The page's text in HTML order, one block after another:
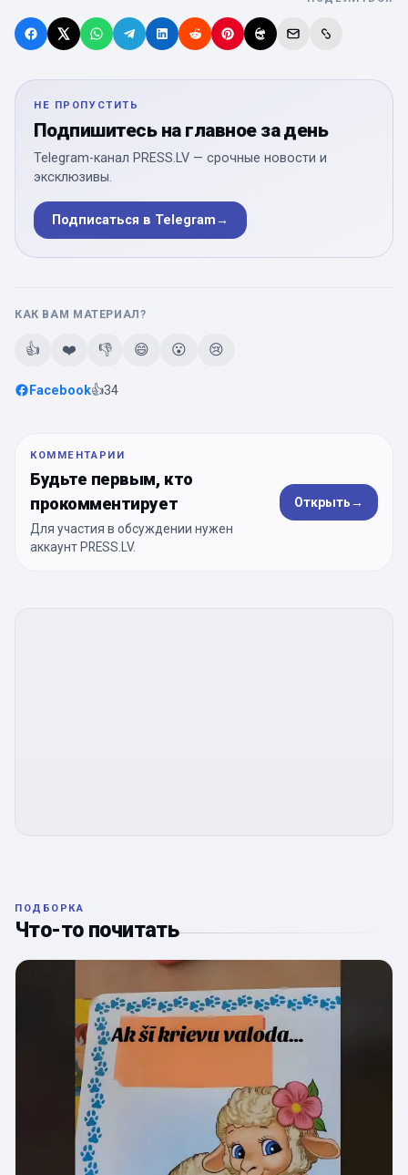
НЕ ПРОПУСТИТЬ
Подпишитесь на главное за день
Telegram-канал PRESS.LV — срочные новости и
эксклюзивы.
Подписаться в Telegram→
КАК ВАМ МАТЕРИАЛ?
👍 ❤️ 👎 😄 😮 😢
Facebook👍34
КОММЕНТАРИИ
Будьте первым, кто
прокомментирует
Для участия в обсуждении нужен
аккаунт PRESS.LV.
Открыть→
ПОДБОРКА
Что-то почитать